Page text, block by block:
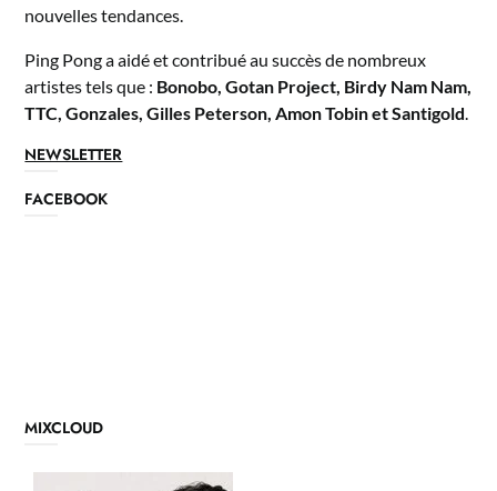
nouvelles tendances.
Ping Pong a aidé et contribué au succès de nombreux
artistes tels que : Bonobo, Gotan Project, Birdy Nam Nam,
TTC, Gonzales, Gilles Peterson, Amon Tobin et Santigold.
NEWSLETTER
FACEBOOK
MIXCLOUD